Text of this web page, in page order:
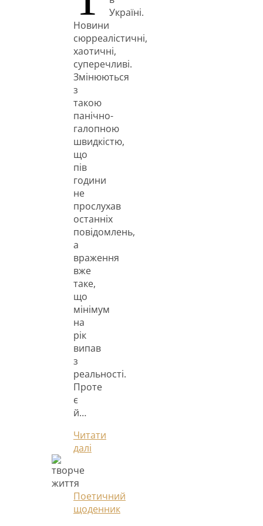
Україні.
Новини
сюрреалістичні,
хаотичні,
суперечливі.
Змінюються
з
такою
панічно-
галопною
швидкістю,
що
пів
години
не
прослухав
останніх
повідомлень,
а
враження
вже
таке,
що
мінімум
на
рік
випав
з
реальності.
Проте
є
й…
Читати
далі
Поетичний
щоденник